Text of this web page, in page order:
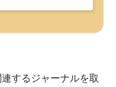
するジャーナルを取